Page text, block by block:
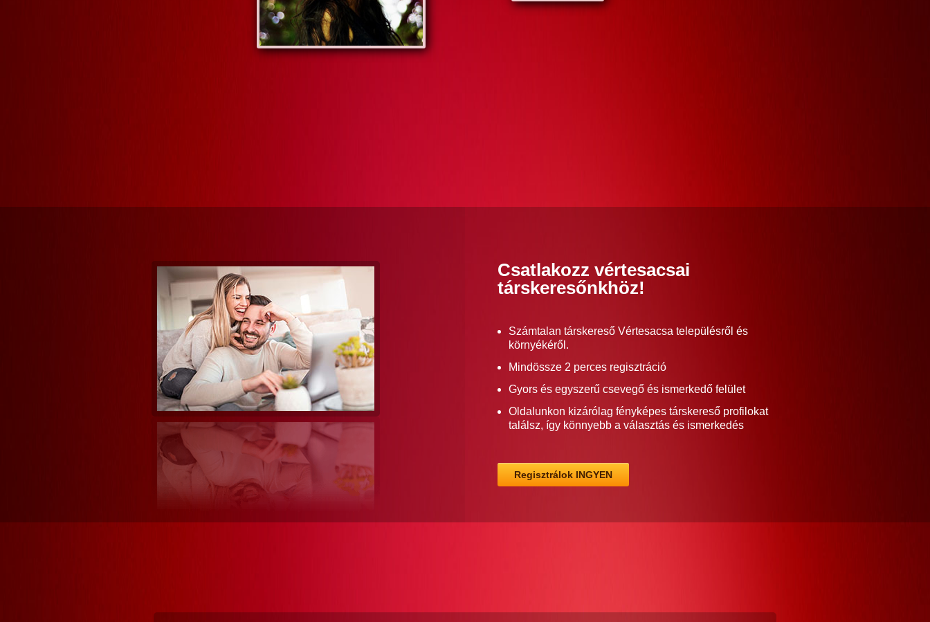
Csatlakozz vértesacsai
társkeresőnkhöz!
Számtalan társkereső Vértesacsa településről és
környékéről.
Mindössze 2 perces regisztráció
Gyors és egyszerű csevegő és ismerkedő felület
Oldalunkon kizárólag fényképes társkereső profilokat
találsz, így könnyebb a választás és ismerkedés
Regisztrálok INGYEN